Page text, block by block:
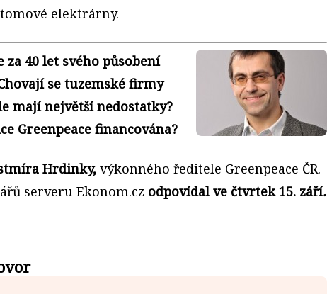
elektrárny.
za 40 let svého působení
se tuzemské firmy
mají největší nedostatky?
Greenpeace financována?
Hrdinky, výkonného ředitele Greenpeace ČR.
serveru Ekonom.cz odpovídal ve čtvrtek 15. září.